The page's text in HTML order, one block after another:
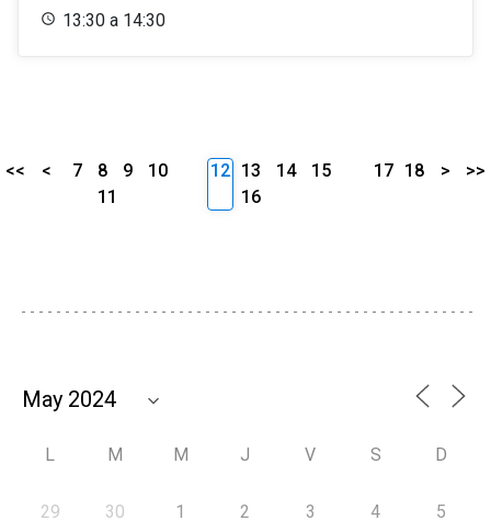
13:30 a 14:30
<< < 7 8 9
10
11
12 13 14
15
16
17 18 > >>
L M M J V S D
29 30 1 2 3 4 5